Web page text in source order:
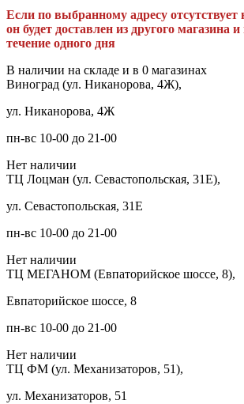
Если по выбранному адресу
он будет доставлен из другого магазина
течение одного дня
В наличии на складе и в 0 магазинах
Виноград (ул. Никанорова, 4Ж),
ул. Никанорова, 4Ж
пн-вс 10-00 до 21-00
Нет наличии
ТЦ Лоцман (ул. Севастопольская, 31Е),
ул. Севастопольская, 31Е
пн-вс 10-00 до 21-00
Нет наличии
ТЦ МЕГАНОМ (Евпаторийское шоссе, 8),
Евпаторийское шоссе, 8
пн-вс 10-00 до 21-00
Нет наличии
ТЦ ФМ (ул. Механизаторов, 51),
ул. Механизаторов, 51